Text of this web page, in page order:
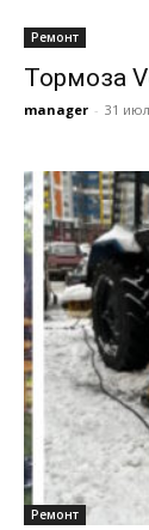
Ремонт
Тормоза
manager - 31
Ремонт